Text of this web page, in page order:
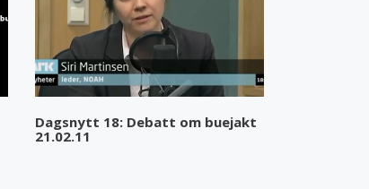
Dagsnytt 18: Debatt om buejakt
21.02.11